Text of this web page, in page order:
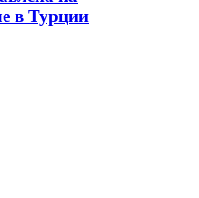
в Турции